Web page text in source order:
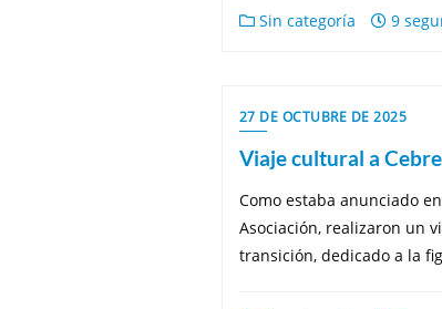
Sin categoría 9
27 DE OCTUBRE DE 2025
Viaje cultural a
Como estaba anunciado
Asociación, realizaron un
transición, dedicado a la